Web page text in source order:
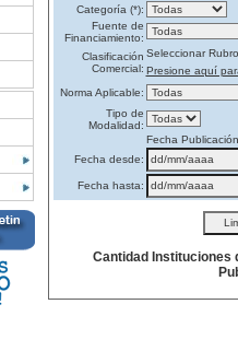
Categoría (*):
Fuente de
Financiamiento:
Clasificación
Comercial:
Seleccionar Rubro
Presione aquí
Norma Aplicable:
Tipo de
Modalidad:
Fecha Publicación
Fecha desde:
Fecha hasta:
Cantidad Instituciones